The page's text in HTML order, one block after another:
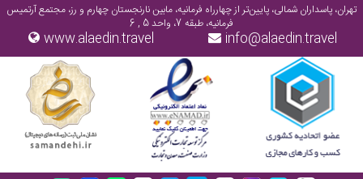
تهران، پاسداران شمالی، پایین‌تر از چهارراه فرمانیه، مابین نارنجستان چهارم و رز، مجتمع آرتمیس
فرمانیه، طبقه 7، واحد 5 , 6
info@alaedin.travel
www.alaedin.travel